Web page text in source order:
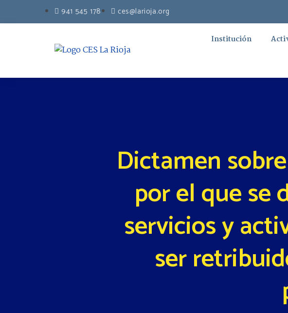
941 545 178 ces@larioja.org
Institución
Dictamen
por el que se
servicios y
ser